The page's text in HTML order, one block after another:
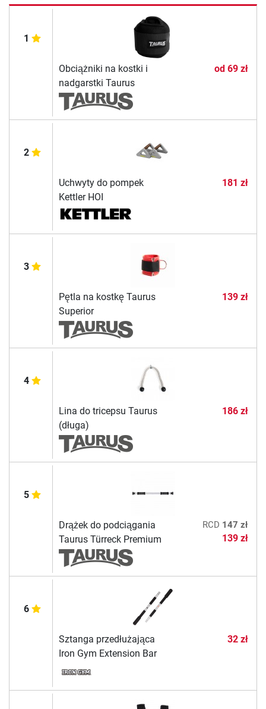
1
Obciążniki na kostki i
nadgarstki Taurus
od 69 zł
2
Uchwyty do pompek
Kettler HOI
181 zł
3
Pętla na kostkę Taurus
Superior
139 zł
4
Lina do tricepsu Taurus
(długa)
186 zł
5
Drążek do podciągania
Taurus Türreck Premium
RCD 147 zł
139 zł
6
Sztanga przedłużająca
Iron Gym Extension Bar
32 zł